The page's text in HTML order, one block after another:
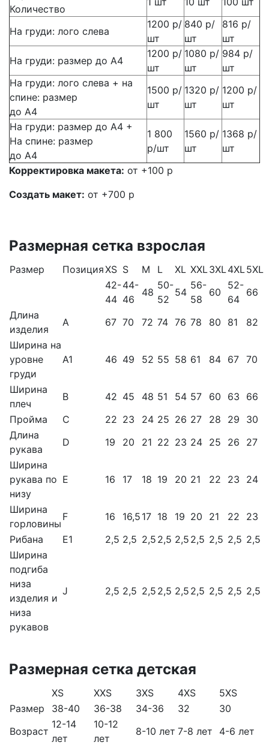
Количество
На груди: лого слева
1200 р/
шт
840 р/
шт
816 р/
шт
На груди: размер до А4
1200 р/
шт
1080 р/
шт
984 р/
шт
На груди: лого слева + на
спине: размер
до А4
1500 р/
шт
1320 р/
шт
1200 р/
шт
На груди: размер до А4 +
На спине: размер
до А4
1 800
р/шт
1560 р/
шт
1368 р/
шт
Корректировка макета: от +100 р
Создать макет: от +700 р
Размерная сетка взрослая
Размер ПозицияXS S M L XL XXL3XL4XL5XL
42-
44
44-
46
48
50-
52
54
56-
58
60
52-
64
66
Длина
изделия
A 67 70 72 74 76 78 80 81
82
Ширина на
уровне
груди
A1 46 49 52 55 58 61 84 67 70
Ширина
плеч
B 42 45 48 51 54 57 60 63
66
Пройма
C 22 23 24 25 26 27 28 29
30
Длина
рукава
D 19 20 21 22 23 24 25 26
27
Ширина
рукава по
низу
E 16 17 18 19 20 21 22 23 24
Ширина
горловины
F 16 16,5 17 18 19 20 21 22
23
Рибана
E1 2,5 2,5 2,5 2,5 2,5 2,5 2,5 2,5 2,5
Ширина
подгиба
низа
изделия и
низа
рукавов
J 2,5 2,5 2,5 2,5 2,5 2,5 2,5 2,5 2,5
Размерная сетка детская
XS XXS 3XS 4XS
5XS
Размер
38-40 36-38 34-36 32
30
Возраст
12-14
лет
10-12
лет
8-10 лет 7-8 лет
4-6 лет